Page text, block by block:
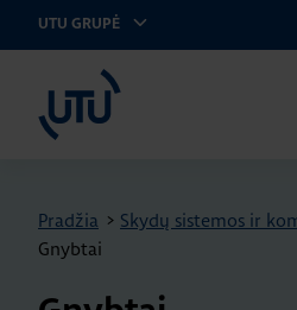
UTU GRUPĖ
UTU Lithuania
Pradžia > Skydų sistemos ir
Gnybtai